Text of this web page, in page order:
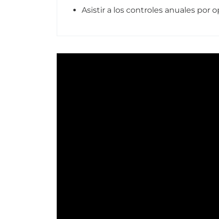
Asistir a los controles anuales por